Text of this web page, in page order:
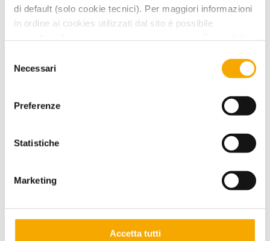
di default (solo cookie tecnici). Per maggiori informazioni
in ordine ai cookies utilizzati dal sito è possibile
mediante il link “rivedi le tue scelte sui cookie” presente
delNecessari
Preferenze
Statistiche
Marketing
Accetta tutti